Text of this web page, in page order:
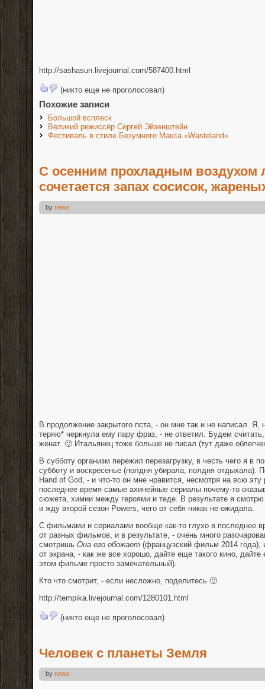
http://sashasun.livejournal.com/587400.html
(никто еще не проголосовал)
Похожие записи
Большой всплеск
Великий режиссёр Сергей Эйзенштейн
Фестиваль в стиле Безумного Макса «Wasteland».
С осенним прохладным воздухом
сочетается запах сосисок,
by news
В продолжение закрытого пста, - он мне так и не написал. Я,
теряю* черкнула ему пару фраз, - не ответил. Будем
женат. 🙂 Итальянец тоже больше не писал (тут даже
В субботу организм пережил перезагрузку, в честь чего я в
субботу и воскресенье (полдня убирала, полдня отдыхала).
Hand of God, - и что-то он мне нравится, несмотря на всю
последнее время самые ахинейные сериалы почему-то
сюжета, химии между героями и теде. В результате я
и жду второй сезон Powers, чего от себя никак не ожидала.
С фильмами и сериалами вообще как-то глухо в последнее
от разных фильмов, и в результате, - очень много
смотришь Она его обожает (французский фильм 2014 года),
от экрана, - как же все хорошо, дайте еще такого кино, дайте
этом фильме просто замечательный).
Кто что смотрит, - если несложно, поделитесь 🙂
http://tempika.livejournal.com/1280101.html
(никто еще не проголосовал)
Человек с планеты Земля
by news